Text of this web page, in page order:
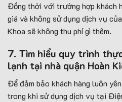
Đồng thời với trường hợp khách
giá và không sử dụng dịch vụ
Khoa sẽ không thu phí gì thêm.
7. Tìm hiểu quy trình
lạnh tại nhà quận Hoàn
Để đảm bảo khách hàng luôn
trong khi sử dụng dịch vụ tại